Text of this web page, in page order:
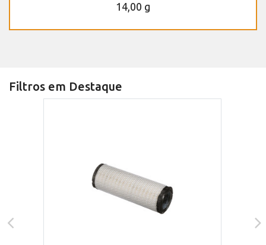
14,00 g
Filtros em Destaque